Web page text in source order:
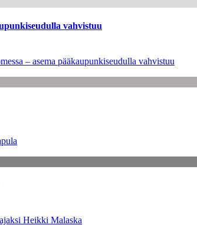
vahvistuu
– asema pääkaupunkiseudulla vahvistuu
Heikki Malaska